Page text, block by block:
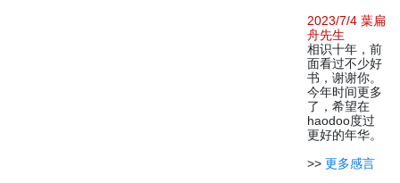
2023/7/4 葉扁
舟先生
相识十年，前
面看过不少好
书，谢谢你。
今年时间更多
了，希望在
haodoo度过
更好的年华。
>> 更多感言